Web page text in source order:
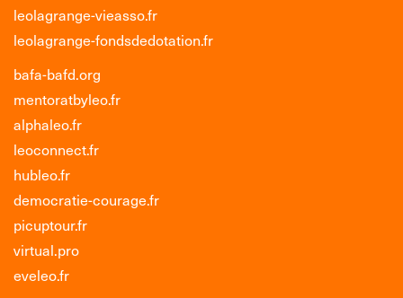
leolagrange-vieasso.fr
leolagrange-fondsdedotation.fr
bafa-bafd.org
mentoratbyleo.fr
alphaleo.fr
leoconnect.fr
hubleo.fr
democratie-courage.fr
picuptour.fr
virtual.pro
eveleo.fr